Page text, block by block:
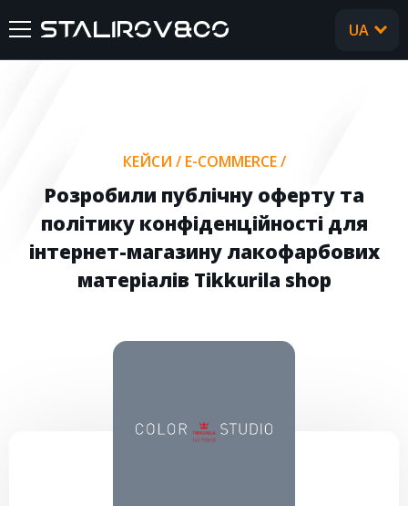
ПОСЛУГИ
КЕЙСИ
UA
КЕЙСИ / E-COMMERCE /
Розробили публічну оферту та
політику конфіденційності для
інтернет-магазину лакофарбових
матеріалів Tikkurila shop